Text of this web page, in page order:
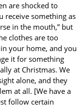
are shocked to
receive something as
in the mouth,” but
clothes are too
your home, and you
it for something
at Christmas. We
alone, and they
at all. [We have a
follow certain